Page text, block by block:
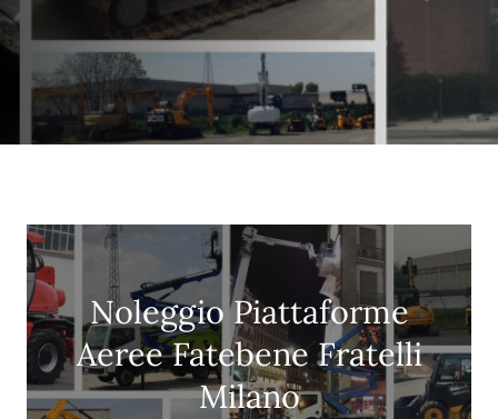
Noleggio Piattaforme
Aeree Fatebene Fratelli
Milano